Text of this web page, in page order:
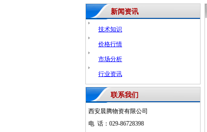
新闻资讯
技术知识
价格行情
市场分析
行业资讯
联系我们
西安晨腾物资有限公司
电 话：029-86728398